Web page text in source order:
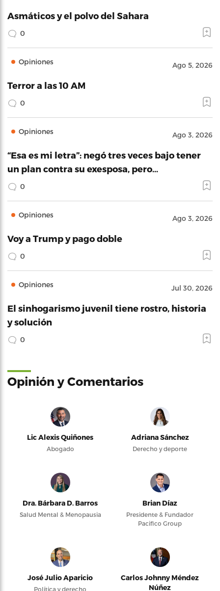
Asmáticos y el polvo del Sahara
0
Opiniones Ago 5, 2026
Terror a las 10 AM
0
Opiniones Ago 3, 2026
“Esa es mi letra”: negó tres veces bajo tener
un plan contra su exesposa, pero…
0
Opiniones Ago 3, 2026
Voy a Trump y pago doble
0
Opiniones Jul 30, 2026
El sinhogarismo juvenil tiene rostro, historia
y solución
0
Opinión y Comentarios
Lic Alexis Quiñones
Abogado
Adriana Sánchez
Derecho y deporte
Dra. Bárbara D. Barros
Salud Mental & Menopausia
Brian Díaz
Presidente & Fundador
Pacifico Group
José Julio Aparicio
Política y derecho
Carlos Johnny Méndez
Núñez